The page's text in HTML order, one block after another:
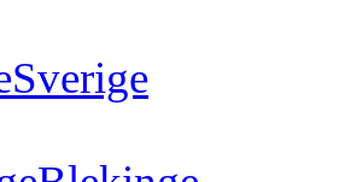
Sverige